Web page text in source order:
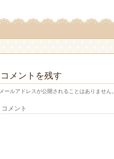
コメントを残す
メールアドレスが公開されることはありません。
コメント